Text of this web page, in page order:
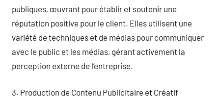
publiques, œuvrant pour établir et soutenir une
réputation positive pour le client. Elles utilisent une
variété de techniques et de médias pour communiquer
avec le public et les médias, gérant activement la
perception externe de l’entreprise.
3. Production de Contenu Publicitaire et Créatif